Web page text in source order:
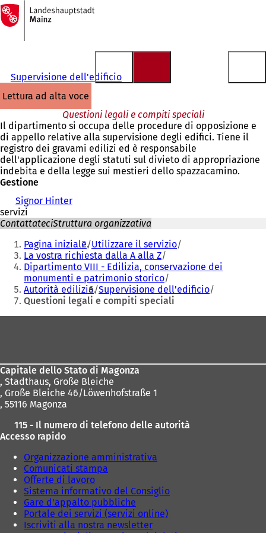
Vai al contenuto
Alla
pagina
iniziale
Supervisione dell'edificio
lettura ad alta voce
Questioni legali e compiti speciali
Il dipartimento si occupa delle procedure di opposizione e
di appello relative alla supervisione degli edifici. Tiene il
registro dei gravami edilizi ed è responsabile
dell'applicazione degli statuti sul divieto di appropriazione
indebita e della legge sui mestieri dello spazzacamino.
Gestione
Signor Hinter
servizi
ContattateciStruttura organizzativa
Siete
qui:
Pagina iniziale Utilizzare il servizio
La vostra richiesta dalla A alla Z
Dipartimento VIII - Edilizia, conservazione dei
monumenti e patrimonio storico
Autorità edilizia Supervisione dell'edificio
Questioni legali e compiti speciali
Capitale dello Stato di Magonza
, Stadthaus, Große Bleiche
, Große Bleiche 46/Löwenhofstraße 1
, 55116 Magonza
115 - Il numero di telefono delle autorità
Accesso rapido
Organizzazione amministrativa
Comunicati stampa
Offerte di lavoro
Sistema informativo del Consiglio
Gare d'appalto pubbliche
Portale dei servizi (servizi online)
Iscriviti alla nostra newsletter